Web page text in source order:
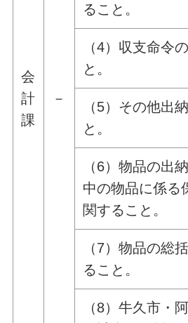
会
計
課
－
ること。
（4）収支命令
と。
（5）その他出
と。
（6）物品の出
中の物品に係る
関すること。
（7）物品の総
ること。
（8）牛久市・